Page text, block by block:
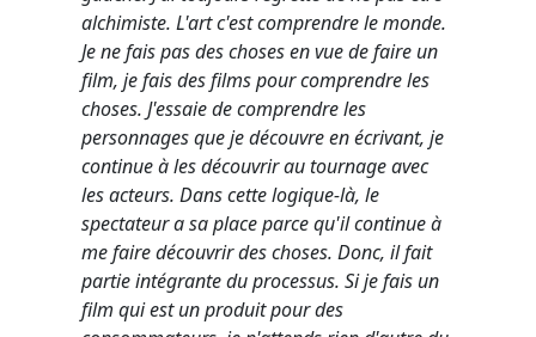
alchimiste. L'art c'est comprendre le monde.
Je ne fais pas des choses en vue de faire un
film, je fais des films pour comprendre les
choses. J'essaie de comprendre les
personnages que je découvre en écrivant, je
continue à les découvrir au tournage avec
les acteurs. Dans cette logique-là, le
spectateur a sa place parce qu'il continue à
me faire découvrir des choses. Donc, il fait
partie intégrante du processus. Si je fais un
film qui est un produit pour des